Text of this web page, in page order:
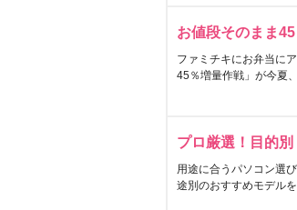
お値段そのまま
ファミチキにお弁当に
45％増量作戦」が今夏
プロ厳選！目的
用途に合うパソコン選
途別のおすすめモデルを